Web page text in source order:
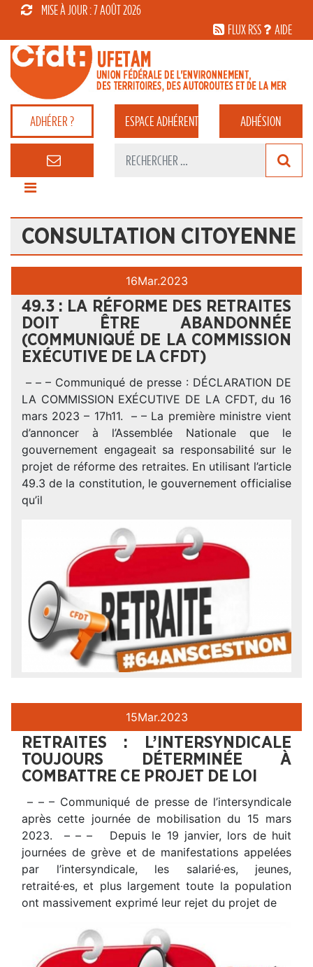
MISE À JOUR : 7 AOÛT 2026
FLUX RSS
AIDE
ADHÉRER ? ESPACEADHÉRENT ADHÉSION
CONSULTATION CITOYENNE
16Mar.2023
49.3 : LA RÉFORME DES RETRAITES
DOIT ÊTRE ABANDONNÉE
(COMMUNIQUÉ DE LA COMMISSION
EXÉCUTIVE DE LA CFDT)
– – – Communiqué de presse : DÉCLARATION DE
LA COMMISSION EXÉCUTIVE DE LA CFDT, du 16
mars 2023 – 17h11. – – La première ministre vient
d’annoncer à l’Assemblée Nationale que le
gouvernement engageait sa responsabilité sur le
projet de réforme des retraites. En utilisant l’article
49.3 de la constitution, le gouvernement officialise
qu’il
15Mar.2023
RETRAITES : L’INTERSYNDICALE
TOUJOURS DÉTERMINÉE À
COMBATTRE CE PROJET DE LOI
– – – Communiqué de presse de l’intersyndicale
après cette journée de mobilisation du 15 mars
2023. – – – Depuis le 19 janvier, lors de huit
journées de grève et de manifestations appelées
par l’intersyndicale, les salarié·es, jeunes,
retraité·es, et plus largement toute la population
ont massivement exprimé leur rejet du projet de